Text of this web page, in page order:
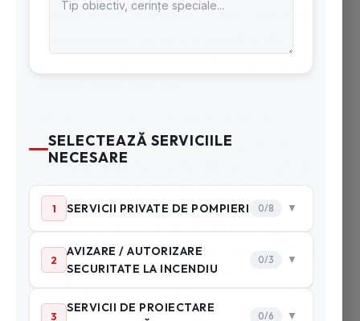
instalațiile tale de stingere. Echipa noastră de
Verificări Periodice ale Instalațiilor de
Hidranți:Asigurăm conformitatea cu normele
instalațiilor de hidranți, adaptate condițiilor
specifice de mediu și riscului de incendiu.
Program de Verificări și Mentenanță:
încheierea unui contract cu SpeedFire.ro,
beneficiarul primește un program detaliat de
verificări și mentenanță, asigurându-se că